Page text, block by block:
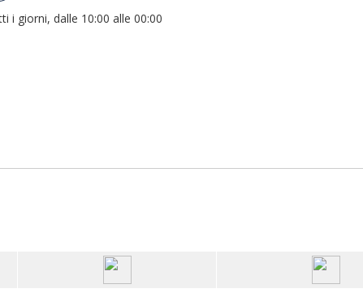
i giorni, dalle 10:00 alle 00:00